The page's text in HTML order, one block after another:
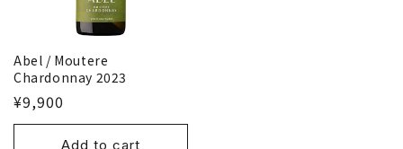
Abel / Moutere
Chardonnay 2023
¥9,900
Add to cart